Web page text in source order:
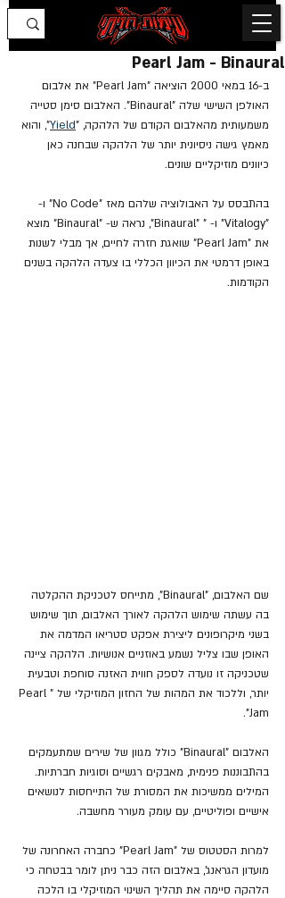
Pearl Jam - Binaural
ב-16 במאי 2000 הוציאה "Pearl Jam" את אלבום
האולפן השישי שלה "Binaural". האלבום סימן סטייה
משמעותית מהאלבום הקודם של הלהקה, "Yield", והוא
מאמץ גישה ניסיונית יותר של הלהקה שבחנה כאן
כיוונים מוזיקליים שונים.
בהתבסס על האבולוציה שלהם מאז "No Code" ו-
"Vitalogy" ו- " "Binaural", נראה ש- "Binaural" מוצא
את "Pearl Jam" שואגת חזרה לחיים, אך מבלי לשנות
באופן דרמטי את הכיוון הכללי בו צעדה הלהקה בשנים
הקודמות.
שם האלבום, "Binaural", מתייחס לטכניקת ההקלטה
בה עשתה שימוש הלהקה לאורך האלבום, תוך שימוש
בשני מיקרופונים ליצירת אפקט סטריאו המדמה את
האופן שבו צליל נשמע באוזניים אנושיות. הלהקה ציינה
שטכניקה זו נועדה לספק חווית האזנה סוחפת וטבעית
יותר, וללכוד את המהות של החזון המוזיקלי של "Pearl
Jam".
האלבום "Binaural" כולל מגוון של שירים שמתעמקים
בהתבוננות פנימית, מאבקים רגשיים וסוגיות חברתיות.
המילים ממשיכות את המסורת של התייחסות לנושאים
אישיים ופוליטיים, עם עומק מעורר מחשבה.
למרות הסטטוס של "Pearl Jam" כחברה האחרונה של
מועדון הגראנג', באלבום הזה כבר ניתן לומר בבטחה כי
הלהקה סיימה את תהליך השינוי המוזיקלי בו הלכה